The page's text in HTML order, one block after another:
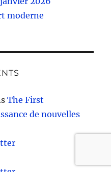
moderne
The First
de nouvelles